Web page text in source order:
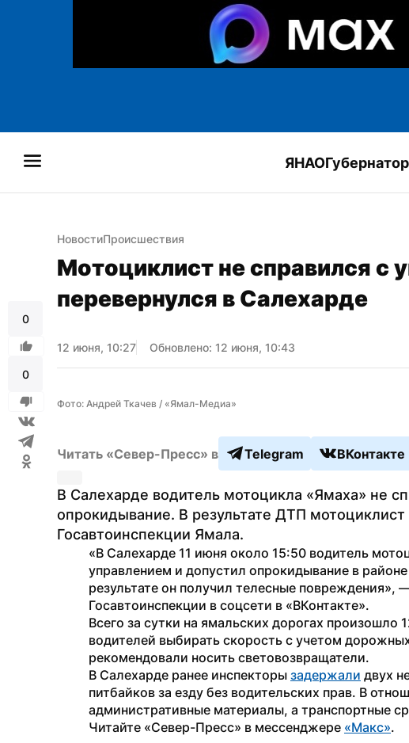
ЯНАОГубернатор
0
0
НовостиПроисшествия
Мотоциклист не справился с
перевернулся в Салехарде
12 июня, 10:27 Обновлено: 12 июня, 10:43
Фото: Андрей Ткачев / «Ямал-Медиа»
Читать «Север-Пресс» в Telegram ВКонтакте
В Салехарде водитель мотоцикла «Ямаха» не
опрокидывание. В результате ДТП
Госавтоинспекции Ямала.
«В Салехарде 11 июня около 15:50 водитель
управлением и допустил опрокидывание в
результате он получил телесные повреждения»,
Госавтоинспекции в соцсети в «ВКонтакте».
Всего за сутки на ямальских дорогах произошло
водителей выбирать скорость с учетом
рекомендовали носить световозвращатели.
В Салехарде ранее инспекторы задержали двух
питбайков за езду без водительских прав. В
административные материалы, а транспортные
Читайте «Север-Пресс» в мессенджере «Макс».